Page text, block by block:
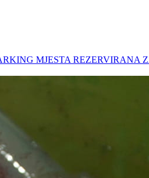
MJESTA REZERVIRANA